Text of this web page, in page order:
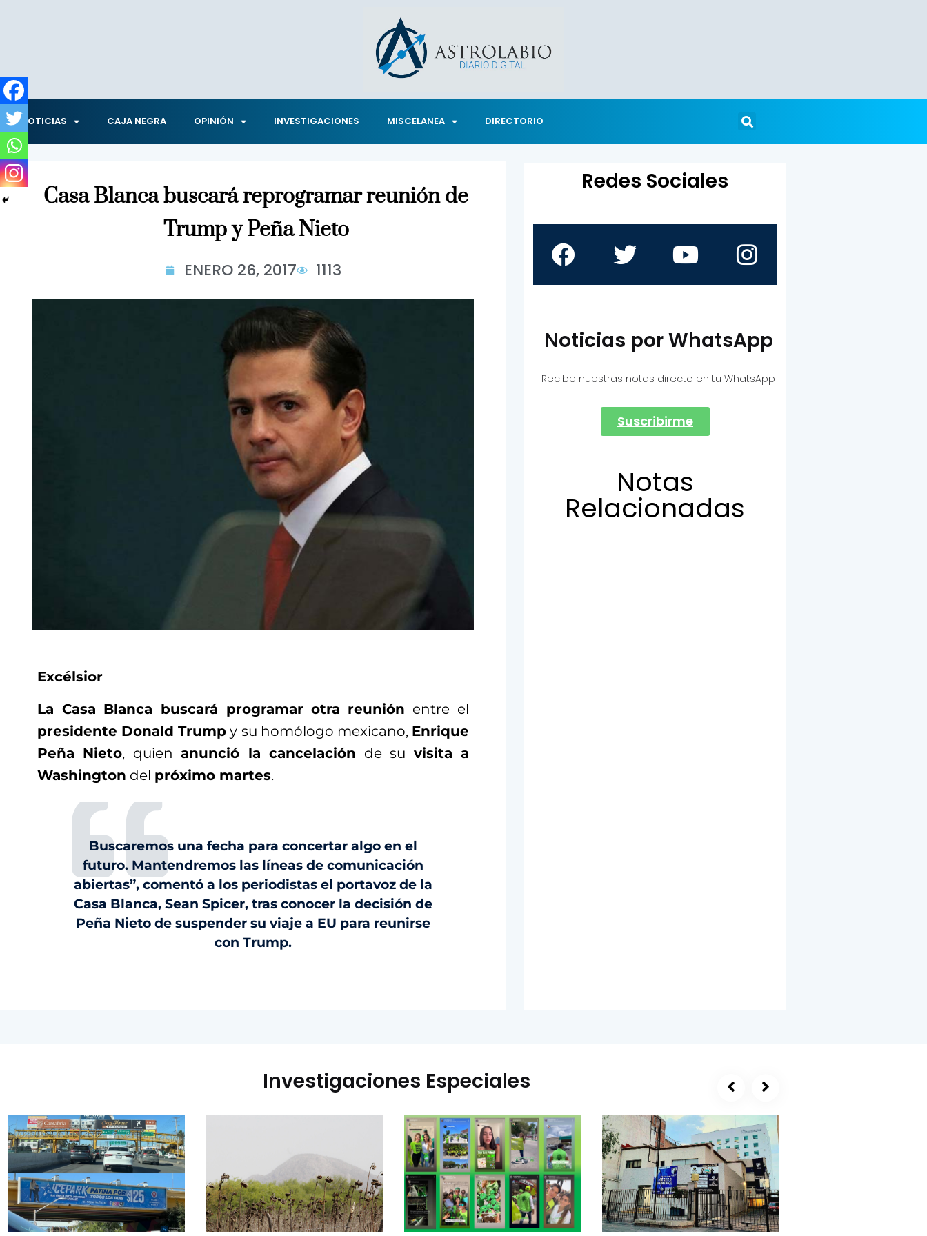
NOTICIAS CAJA NEGRA OPINIÓN INVESTIGACIONES MISCELANEA DIRECTORIO
Casa Blanca buscará reprogramar reunión de
Trump y Peña Nieto
ENERO 26, 2017 1113
Excélsior
La Casa Blanca buscará programar otra reunión entre el
presidente Donald Trump y su homólogo mexicano, Enrique
Peña Nieto, quienanunció la cancelación de su visita a
Washington del próximo martes.
Buscaremos una fecha para concertar algo en el
futuro. Mantendremos las líneas de comunicación
abiertas”, comentó a los periodistas el portavoz de la
Casa Blanca, Sean Spicer, tras conocer la decisión de
Peña Nieto de suspender su viaje a EU para reunirse
con Trump.
Redes Sociales
Noticias por WhatsApp
Recibe nuestras notas directo en tu WhatsApp
Suscribirme
Notas
Relacionadas
Investigaciones Especiales